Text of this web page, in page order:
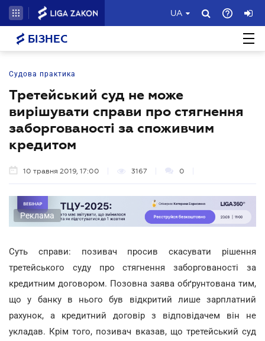
UA
БІЗНЕС
Судова практика
Третейський суд не може
вирішувати справи про стягнення
заборгованості за споживчим
кредитом
10 травня 2019, 17:00 3167 0
Реклама
Суть справи: позивач просив скасувати рішення
третейського суду про стягнення заборгованості за
кредитним договором. Позовна заява обґрунтована тим,
що у банку в нього був відкритий лише зарплатний
рахунок, а кредитний договір з відповідачем він не
укладав. Крім того, позивач вказав, що третейський суд